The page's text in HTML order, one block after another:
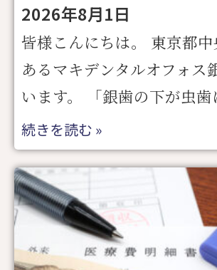
2026年8月1日
皆様こんにちは。 東京都
あるマキデンタルオフォス
います。 「銀歯の下が虫歯
続きを読む »